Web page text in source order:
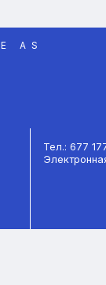
AS
Тел.: 677